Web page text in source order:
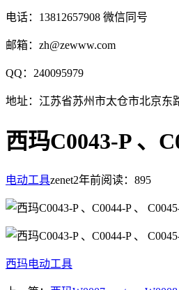
电话：13812657908 微信同号
邮箱：zh@zewww.com
QQ：240095979
地址：江苏省苏州市太仓市北京东
西玛C0043-P 、
电动工具zenet2年前阅读：895
西玛电动工具